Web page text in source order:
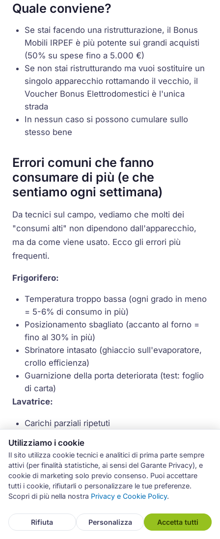
Quale conviene?
Se stai facendo una ristrutturazione, il Bonus
Mobili IRPEF è più potente sui grandi acquisti
(50% su spese fino a 5.000 €)
Se non stai ristrutturando ma vuoi sostituire un
singolo apparecchio rottamando il vecchio, il
Voucher Bonus Elettrodomestici è l'unica
strada
In nessun caso si possono cumulare sullo
stesso bene
Errori comuni che fanno
consumare di più (e che
sentiamo ogni settimana)
Da tecnici sul campo, vediamo che molti dei
"consumi alti" non dipendono dall'apparecchio,
ma da come viene usato. Ecco gli errori più
frequenti.
Frigorifero:
Temperatura troppo bassa (ogni grado in meno
= 5-6% di consumo in più)
Posizionamento sbagliato (accanto al forno =
fino al 30% in più)
Sbrinatore intasato (ghiaccio sull'evaporatore,
crollo efficienza)
Guarnizione della porta deteriorata (test: foglio
di carta)
Lavatrice:
Carichi parziali ripetuti
Detersivo in eccesso (più risciacqui
automatici)
Filtro pompa di scarico mai pulito
Lavastoviglie:
Pulizia dei filtri trascurata
Utilizziamo i cookie
Il sito utilizza cookie tecnici e analitici di prima parte sempre
attivi (per finalità statistiche, ai sensi del Garante Privacy), e
cookie di marketing solo previo consenso. Puoi accettare
tutti i cookie, rifiutarli o personalizzare le tue preferenze.
Scopri di più nella nostra Privacy e Cookie Policy.
Rifiuta Personalizza Accetta tutti